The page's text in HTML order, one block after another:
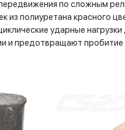
по сложным
из полиуретана красного
ударные нагрузки
и предотвращают пробитие